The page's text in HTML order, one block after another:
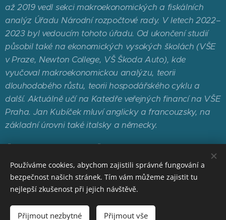
až 2019 vedl sekci makroekonomických a fiskálních
analýz Úřadu Národní rozpočtové rady. V letech 2022–
2023 byl vedoucím tohoto úřadu. Od ukončení studií
působil také na ekonomických vysokých školách (VŠE
v Praze, Newton College, VŠ Škoda Auto), kde
vyučoval makroekonomickou analýzu, teorii
dlouhodobého růstu, teorii hospodářského cyklu a
další. Aktuálně učí na Katedře veřejných financí na VŠE
Praha. Jan Kubíček mluví anglicky a francouzsky, na
základní úrovni také italsky a německy.
února 2023.
Používáme cookies, abychom zajistili správné fungování a
bezpečnost našich stránek. Tím vám můžeme zajistit tu
nejlepší zkušenost při jejich návštěvě.
Přijmout nezbytné Přijmout vše